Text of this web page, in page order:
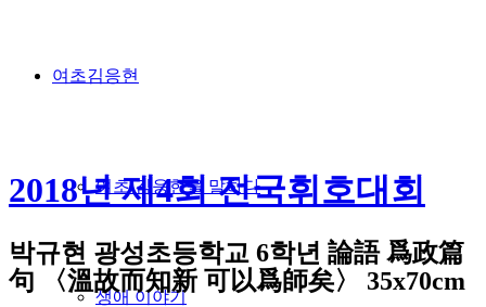
여초김응현
여초 김응현을 말하다
생애 이야기
2018년 제4회 전국휘호대회
박규현 광성초등학교 6학년 論語 爲政篇
句 〈溫故而知新 可以爲師矣〉 35x70cm